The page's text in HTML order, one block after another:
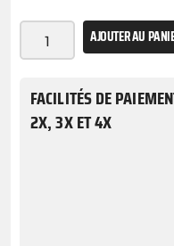
AJOUTER AU
FACILITÉS DE
2X, 3X ET 4X